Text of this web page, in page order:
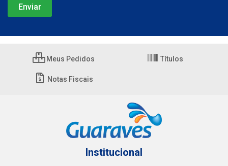
Meus Pedidos Títulos
Notas Fiscais
Institucional